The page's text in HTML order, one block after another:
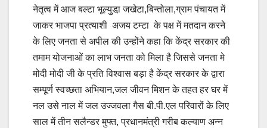
नेतृत्व में आज बल्टा भूल्युडा़ जखेटा,बिन्तोला,ग्राम पंचायत में
जाकर भाजपा प्रत्याशी अजय टम्टा के पक्ष में मतदान करने
के लिए जनता से अपील की उन्होंने कहा कि केंद्र सरकार की
तमाम योजनाओं का लाभ जनता को मिला है जिससे जनता मे
मोदी मोदी जी के प्रति विश्वास बड़ा है केंद्र सरकार के द्वारा
सम्पूर्ण स्वच्छता अभियान,जल जीवन मिशन के तहत हर घर में
नल उसे नाल में जल उज्जवला गैस बी.पी.एल परिवारों के लिए
साल में तीन सलैन्डर मुफ्त, प्रधानमंत्री गरीब कल्याण अन्न